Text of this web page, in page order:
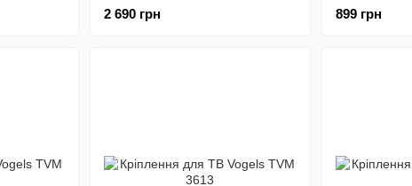
2 690 грн
899 грн